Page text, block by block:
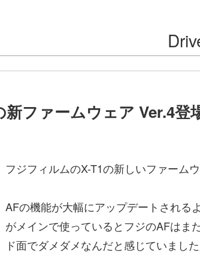
ファームウェア Ver.4登
フジフィルムのX-T1の新しいファーム
AFの機能が大幅にアップデートされる
がメインで使っているとフジのAFはま
ド面でダメダメなんだと感じていまし